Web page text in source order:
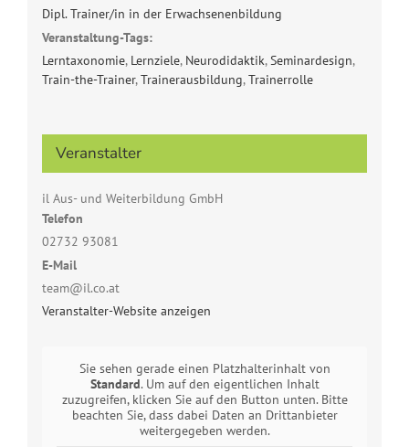
Dipl. Trainer/in in der Erwachsenenbildung
Veranstaltung-Tags:
Lerntaxonomie, Lernziele, Neurodidaktik,Seminardesign,
Train-the-Trainer,Trainerausbildung,Trainerrolle
Veranstalter
il Aus- und Weiterbildung GmbH
Telefon
02732 93081
E-Mail
team@il.co.at
Veranstalter-Website anzeigen
Sie sehen gerade einen Platzhalterinhalt von
Standard. Um auf den eigentlichen Inhalt
zuzugreifen, klicken Sie auf den Button unten. Bitte
beachten Sie, dass dabei Daten an Drittanbieter
weitergegeben werden.